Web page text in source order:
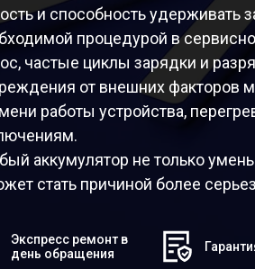
и способность удерживать
процедурой в
частые циклы зарядки и
от внешних факторов
работы устройства,
аккумулятор не только
стать причиной более
Экспресс ремонт в
день обращения